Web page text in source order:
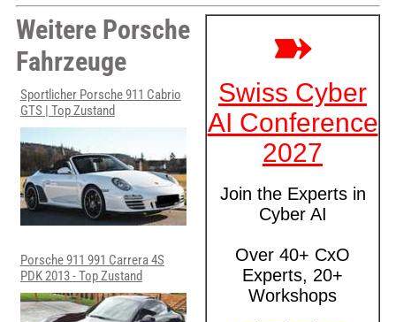
Weitere Porsche
Fahrzeuge
Sportlicher Porsche 911 Cabrio
GTS | Top Zustand
Porsche 911 991 Carrera 4S
PDK 2013 - Top Zustand